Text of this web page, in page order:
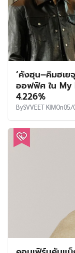
‘คังฮุน–คิมฮเย
ออฟฟิศ ใน My
4.226%
BySVVEET KIMOn05/